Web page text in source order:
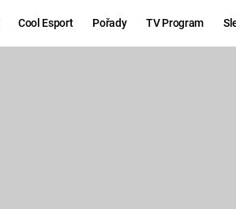
Cool Esport Pořady TV Program